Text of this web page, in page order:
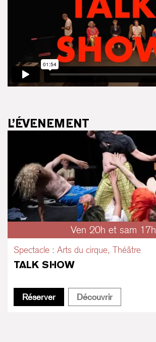
L’ÉVENEMENT
Ven 20h et sam 17h
Spectacle : Arts du cirque, Théâtre
TALK SHOW
RéserverTalk ShowDécouvrirTalk Show